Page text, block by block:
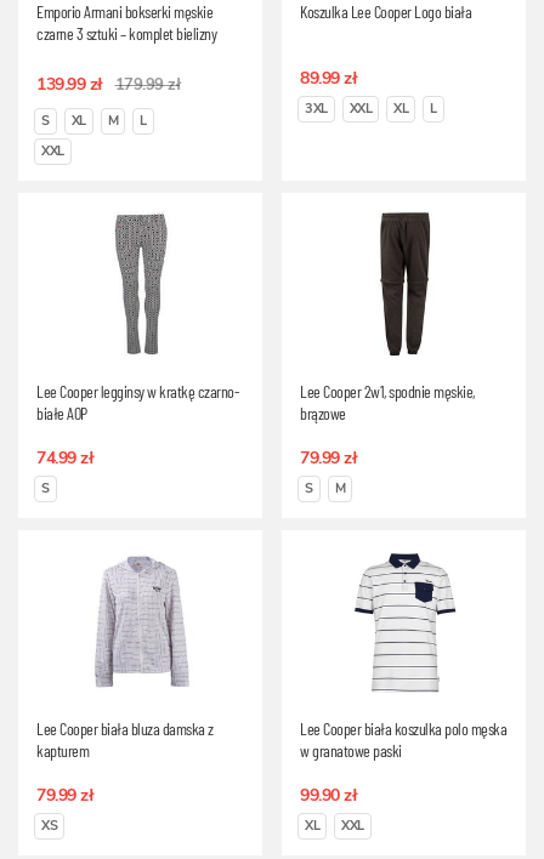
Emporio Armani bokserki męskie
czarne 3 sztuki – komplet bielizny
139.99 zł 179.99 zł
S XL M
L
XXL
Koszulka Lee Cooper Logo biała
89.99 zł
3XL XXL XL L
Lee Cooper legginsy w kratkę czarno-
białe AOP
74.99 zł
S
Lee Cooper 2w1, spodnie męskie,
brązowe
79.99 zł
S M
Lee Cooper biała bluza damska z
kapturem
79.99 zł
XS
Lee Cooper biała koszulka polo męska
w granatowe paski
99.90 zł
XL XXL